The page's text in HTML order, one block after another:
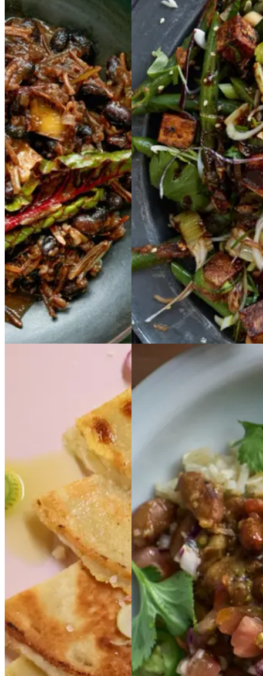
Hoppin'
Hoppin'
JohnJohn med
sortesorte
bønner,bønner,
vildevilde risris ogog
blackblack beanbean
barbecuesauce
barbe
cuesauce
Gem opskrift
Aftensmad
Vegetarisk
Vintermad
StegtStegt tofutofu
med
blegselleri,blegseller
fermenteredefermen
terede
bønner,bønner,
chili,chili,
grønnegrønne
bønnerbønner ogog
jordnøddesaucejord
nøddesauce
Gem opskrift
Aftensmad
Vegetarisk
Vegansk
QuesadillaQuesadill
medmed sortsort
bønnesalsa
bønnesals
a
Mexicansk mad
Sommermad
BØ
NNEGRYDE
MED
PICOPICO DEDE
GALLO-
SALSA
GALLO-
SALSA
Gem opskrift
Aftensmad
Vegetarisk